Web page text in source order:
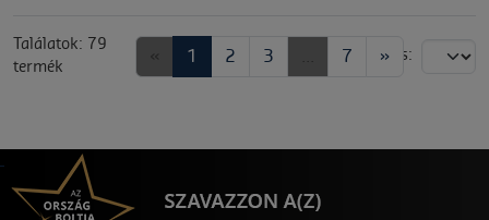
Találatok: 79
termék
1 2 3 7 »
Rendezés: